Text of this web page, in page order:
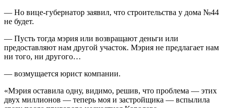
— Но вице-губернатор заявил, что строительства у дома №44
не будет.
— Пусть тогда мэрия или возвращают деньги или
предоставляют нам другой участок. Мэрия не предлагает нам
ни того, ни другого…
— возмущается юрист компании.
«Мэрия оставила одну, видимо, решив, что проблема — этих
двух миллионов — теперь моя и застройщика — вспылила